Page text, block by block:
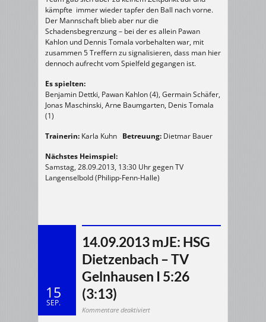
kämpfte immer wieder tapfer den Ball nach vorne.
Der Mannschaft blieb aber nur die
Schadensbegrenzung – bei der es allein Pawan
Kahlon und Dennis Tomala vorbehalten war, mit
zusammen 5 Treffern zu signalisieren, dass man hier
dennoch aufrecht vom Spielfeld gegangen ist.
Es spielten:
Benjamin Dettki, Pawan Kahlon (4), Germain Schäfer,
Jonas Maschinski, Arne Baumgarten, Denis Tomala
(1)
Trainerin: Karla Kuhn Betreuung: Dietmar Bauer
Nächstes Heimspiel:
Samstag, 28.09.2013, 13:30 Uhr gegen TV
Langenselbold (Philipp-Fenn-Halle)
15
SEP.
14.09.2013 mJE: HSG
Dietzenbach – TV
Gelnhausen I 5:26
(3:13)
Kommentare deaktiviertfür